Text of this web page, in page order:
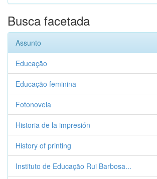
Busca facetada
Assunto
Educação
Educação feminina
Fotonovela
Historia de la impresión
History of printing
Instituto de Educação Rui Barbosa...